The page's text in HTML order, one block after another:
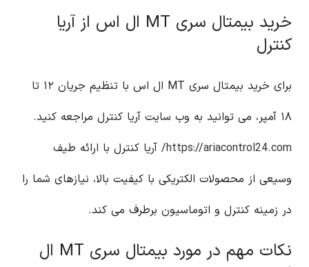
خرید بیمتال سری MT ال اس از آریا
کنترل
برای خرید بیمتال سری MT ال اس با تنظیم جریان ۱۲ تا
۱۸ آمپر، می توانید به وب سایت آریا کنترل مراجعه کنید.
https://ariacontrol24.com/ آریا کنترل با ارائه طیف
وسیعی از محصولات الکتریکی با کیفیت بالا، نیازهای شما را
در زمینه کنترل و اتوماسیون برطرف می کند.
نکات مهم در مورد بیمتال سری MT ال